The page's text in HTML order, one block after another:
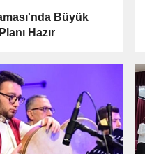
Büyük
Hazır